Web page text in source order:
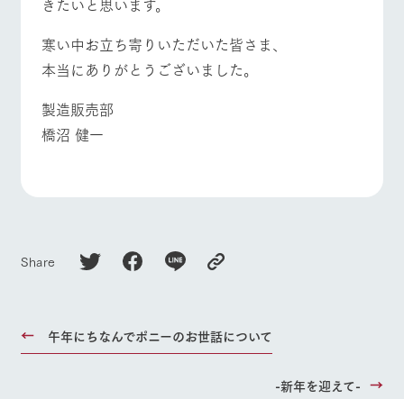
寒い中お立ち寄りいただいた皆さま、
本当にありがとうございました。
製造販売部
橋沼 健一
Share
午年にちなんでポニーのお世話について
-新年を迎えて-